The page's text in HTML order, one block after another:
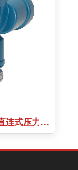
罗斯蒙特™ 2051 无线直连式压力变送器